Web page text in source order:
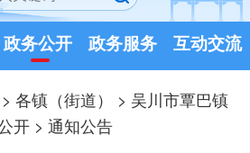
政务公开 政务服务 互动交流
>各镇（街道） > 吴川市覃巴镇
开 >通知公告